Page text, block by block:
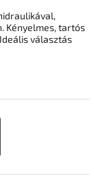
Kényelmes, tartós
választás